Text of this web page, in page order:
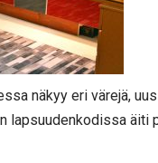
näkyy eri värejä,
lapsuudenkodissa äiti